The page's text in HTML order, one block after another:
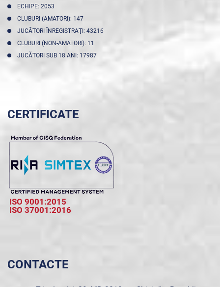
ECHIPE: 2053
CLUBURI (AMATORI): 147
JUCĂTORI ÎNREGISTRAŢI: 43216
CLUBURI (NON-AMATORI): 11
JUCĂTORI SUB 18 ANI: 17987
CERTIFICATE
ISO 9001:2015
ISO 37001:2016
CONTACTE